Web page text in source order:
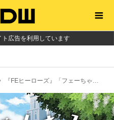
広告を利用しています
『FEヒーローズ』「フェーちゃんねる 総選挙特別編2024」公開情報まとめ！